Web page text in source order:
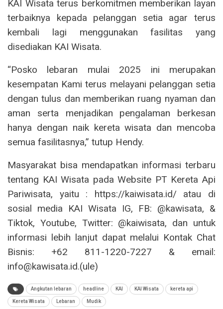
KAI Wisata terus berkomitmen memberikan layan
terbaiknya kepada pelanggan setia agar terus
kembali lagi menggunakan fasilitas yang
disediakan KAI Wisata.
“Posko lebaran mulai 2025 ini merupakan
kesempatan Kami terus melayani pelanggan setia
dengan tulus dan memberikan ruang nyaman dan
aman serta menjadikan pengalaman berkesan
hanya dengan naik kereta wisata dan mencoba
semua fasilitasnya,” tutup Hendy.
Masyarakat bisa mendapatkan informasi terbaru
tentang KAI Wisata pada Website PT Kereta Api
Pariwisata, yaitu : https://kaiwisata.id/ atau di
sosial media KAI Wisata IG, FB: @kawisata, &
Tiktok, Youtube, Twitter: @kaiwisata, dan untuk
informasi lebih lanjut dapat melalui Kontak Chat
Bisnis: +62 811-1220-7227 & email:
info@kawisata.id.(ule)
Angkutan lebaran headline KAI KAI Wisata kereta api
Kereta Wisata Lebaran Mudik